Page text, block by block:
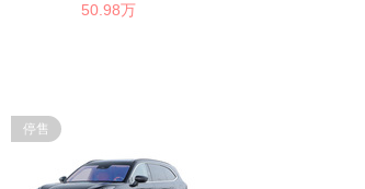
50.98万
停售